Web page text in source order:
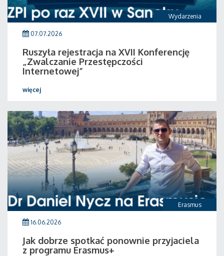
Wydarzenia
07.07.2026
Ruszyła rejestracja na XVII Konferencję
„Zwalczanie Przestępczości
Internetowej”
więcej
Erasmus
16.06.2026
Jak dobrze spotkać ponownie przyjaciela
z programu Erasmus+